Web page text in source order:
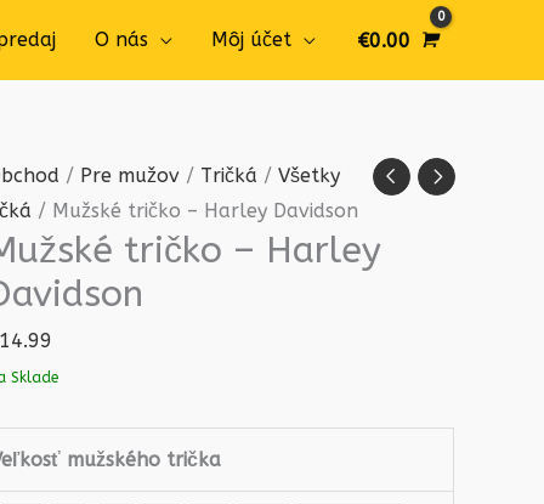
O nás Môj účet €0.00
/ Pre mužov / Tričká /Všetky
/ Mužské tričko – Harley Davidson
tričko – Harley
14.99
Sklade
mužského trička
množstvo
Mužské
tričko
-
Davidson